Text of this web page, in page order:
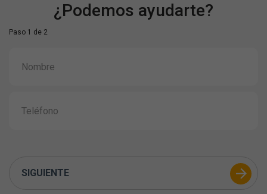
¿Podemos ayudarte?
Paso 1 de 2
SIGUIENTE